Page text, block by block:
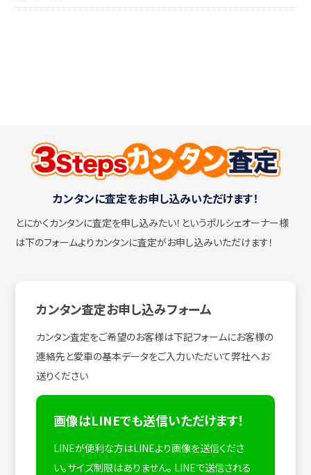
カンタンに査定をお申し込みいただけます！
とにかくカンタンに査定を申し込みたい！ というポルシェオーナー様
は下のフォームよりカンタンに査定がお申し込みいただけます！
カンタン査定お申し込みフォーム
カンタン査定をご希望のお客様は下記フォームにお客様の
連絡先と愛車の基本データをご入力いただいて弊社へお
送りください
画像はLINEでも送信いただけます！
LINEが便利な方はLINEより画像を送信くださ
い。サイズ制限はありません。 LINEで送信される